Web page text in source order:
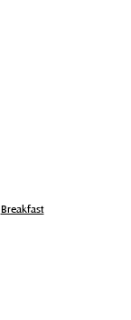
Breakfast